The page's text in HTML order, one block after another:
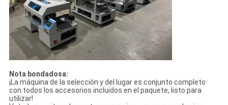
Nota bondadosa:
¡La máquina de la selección y del lugar es conjunto completo
con todos los accesorios incluidos en el paquete, listo para
utilizar!